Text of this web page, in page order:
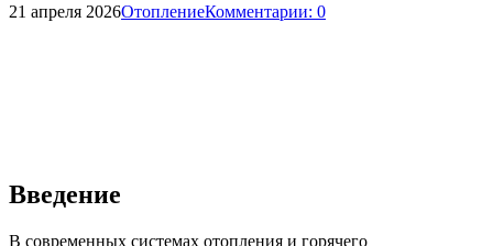
21 апреля 2026ОтоплениеКомментарии: 0
Введение
В современных системах отопления и горячего